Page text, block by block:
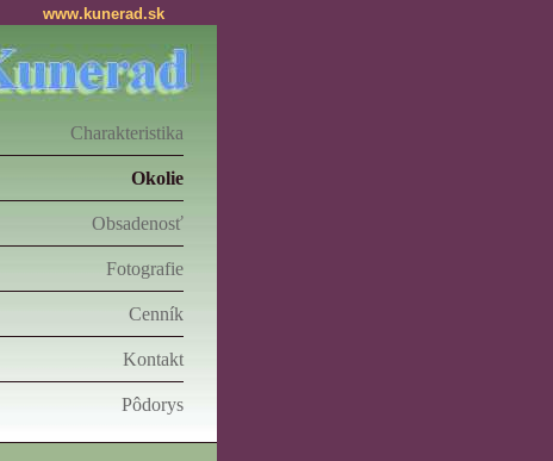
www.kunerad.sk
Charakteristika
Okolie
Obsadenosť
Fotografie
Cenník
Kontakt
Pôdorys